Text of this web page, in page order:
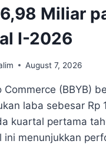
Miliar
I-2026
August 7, 2026
Commerce (BBYB)
laba sebesar Rp
kuartal pertama
ini menunjukkan